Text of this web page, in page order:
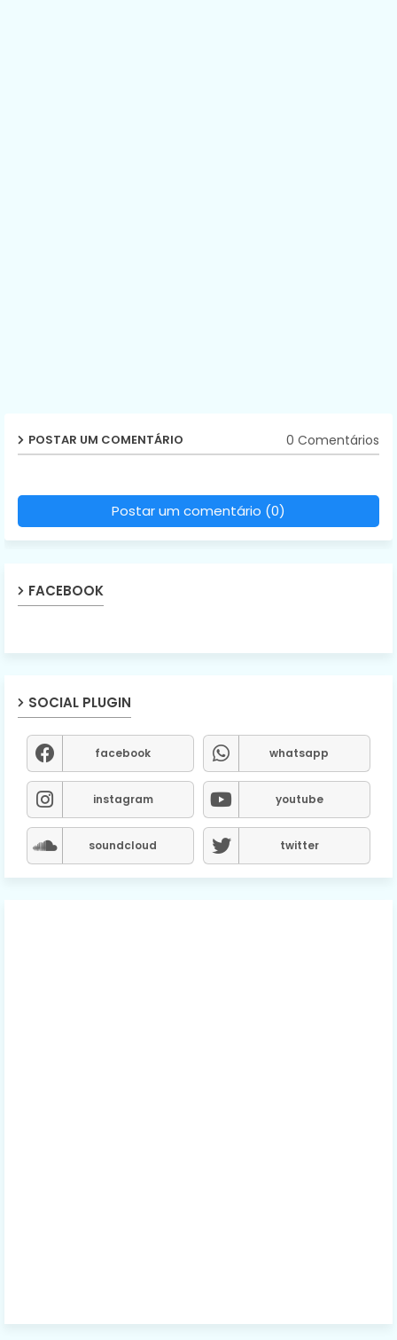
POSTAR UM COMENTÁRIO 0 Comentários
Postar um comentário (0)
FACEBOOK
SOCIAL PLUGIN
facebook whatsapp
instagram youtube
soundcloud twitter